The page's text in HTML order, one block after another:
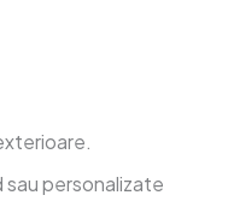
sau personalizate